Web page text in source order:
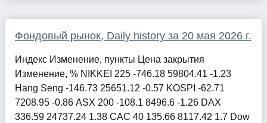
Фондовый рынок, Daily history за 20 мая 2026 г.
Индекс Изменение, пункты Цена закрытия
Изменение, % NIKKEI 225 -746.18 59804.41 -1.23
Hang Seng -146.73 25651.12 -0.57 KOSPI -62.71
7208.95 -0.86 ASX 200 -108.1 8496.6 -1.26 DAX
336.59 24737.24 1.38 CAC 40 135.66 8117.42 1.7 Dow